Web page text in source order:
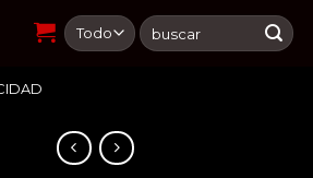
Buscar
por: